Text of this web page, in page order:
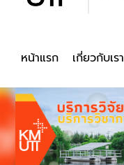
หน้าแรก เกี่ยวกับเรา